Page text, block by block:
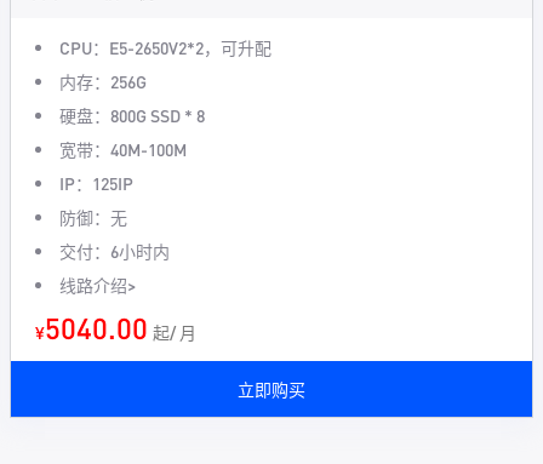
CPU：E5-2650V2*2，可升配
内存：256G
硬盘：800G SSD * 8
宽带：40M-100M
IP：125IP
防御：无
交付：6小时内
线路介绍>
¥5040.00 起/ 月
立即购买